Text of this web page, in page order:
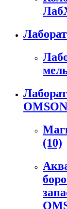
(10)